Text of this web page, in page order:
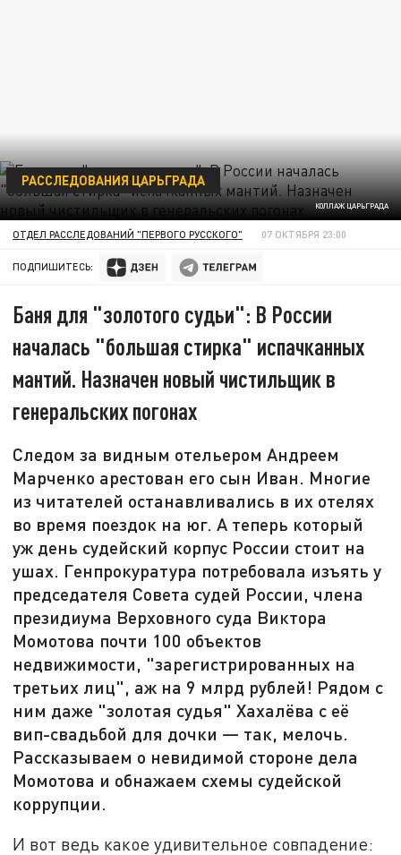
КОЛЛАЖ ЦАРЬГРАДА
РАССЛЕДОВАНИЯ ЦАРЬГРАДА
ОТДЕЛ РАССЛЕДОВАНИЙ "ПЕРВОГО РУССКОГО" 07 ОКТЯБРЯ 23:00
ПОДПИШИТЕСЬ:
Баня для "золотого судьи": В России
началась "большая стирка" испачканных
мантий. Назначен новый чистильщик в
генеральских погонах
Следом за видным отельером Андреем
Марченко арестован его сын Иван. Многие
из читателей останавливались в их отелях
во время поездок на юг. А теперь который
уж день судейский корпус России стоит на
ушах. Генпрокуратура потребовала изъять у
председателя Совета судей России, члена
президиума Верховного суда Виктора
Момотова почти 100 объектов
недвижимости, "зарегистрированных на
третьих лиц", аж на 9 млрд рублей! Рядом с
ним даже "золотая судья" Хахалёва с её
вип-свадьбой для дочки — так, мелочь.
Рассказываем о невидимой стороне дела
Момотова и обнажаем схемы судейской
коррупции.
И вот ведь какое удивительное совпадение: